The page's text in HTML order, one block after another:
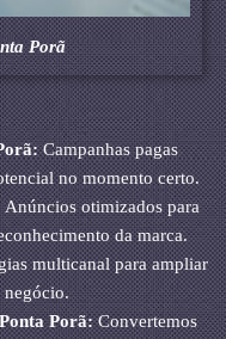
Porã
Campanhas pagas
no momento certo.
Anúncios otimizados para
da marca.
multicanal para ampliar
negócio.
Porã:Convertemos